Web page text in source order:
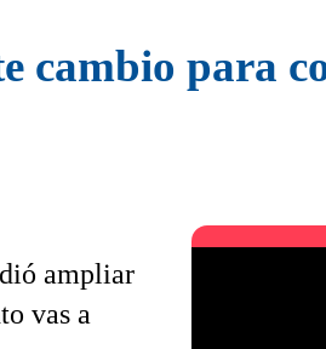
cambio para
ampliar
vas a